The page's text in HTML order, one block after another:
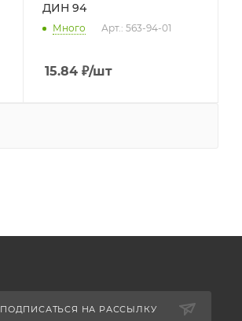
ДИН 94
Много Арт.: 563-94-01
15.84₽/шт
ПОДПИСАТЬСЯ НА РАССЫЛКУ